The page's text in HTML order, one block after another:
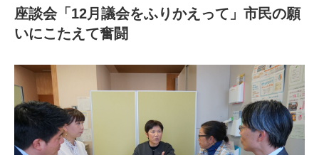
座談会「12月議会をふりかえって」市民の願
いにこたえて奮闘